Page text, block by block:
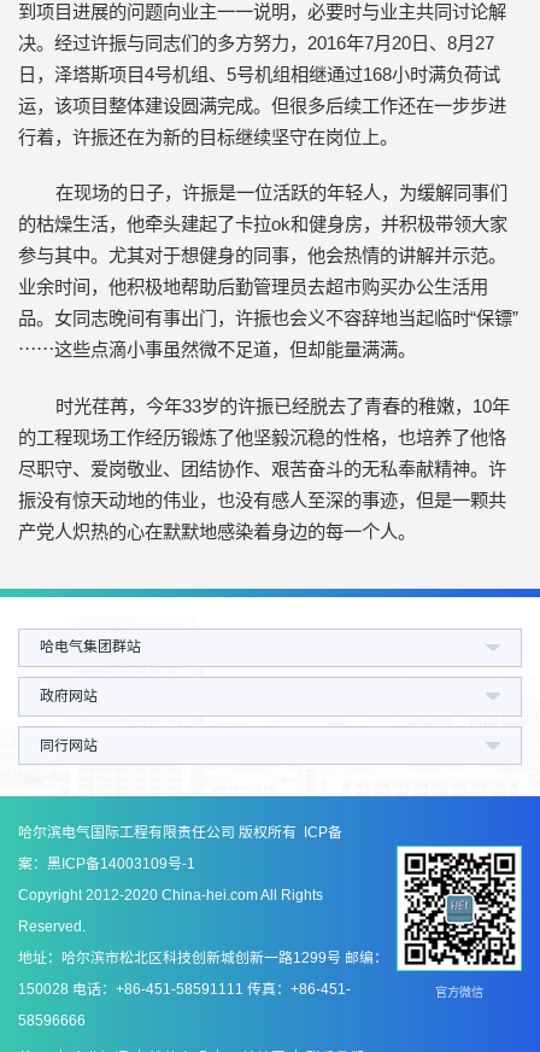
到项目进展的问题向业主一一说明，必要时与业主共同讨论解
决。经过许振与同志们的多方努力，2016年7月20日、8月27
日，泽塔斯项目4号机组、5号机组相继通过168小时满负荷试
运，该项目整体建设圆满完成。但很多后续工作还在一步步进
行着，许振还在为新的目标继续坚守在岗位上。
在现场的日子，许振是一位活跃的年轻人，为缓解同事们
的枯燥生活，他牵头建起了卡拉ok和健身房，并积极带领大家
参与其中。尤其对于想健身的同事，他会热情的讲解并示范。
业余时间，他积极地帮助后勤管理员去超市购买办公生活用
品。女同志晚间有事出门，许振也会义不容辞地当起临时“保镖”
⋯⋯这些点滴小事虽然微不足道，但却能量满满。
时光荏苒，今年33岁的许振已经脱去了青春的稚嫩，10年
的工程现场工作经历锻炼了他坚毅沉稳的性格，也培养了他恪
尽职守、爱岗敬业、团结协作、艰苦奋斗的无私奉献精神。许
振没有惊天动地的伟业，也没有感人至深的事迹，但是一颗共
产党人炽热的心在默默地感染着身边的每一个人。
哈电气集团群站
政府网站
同行网站
哈尔滨电气国际工程有限责任公司 版权所有 ICP备
案： 黑ICP备14003109号-1
Copyright 2012-2020 China-hei.com All Rights
Reserved.
地址：哈尔滨市松北区科技创新城创新一路1299号 邮编：
150028 电话：+86-451-58591111 传真：+86-451-
58596666
官方微信